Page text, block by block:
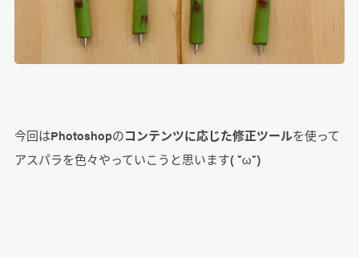
今回はPhotoshopのコンテンツに応じた修正ツールを使って
アスパラを色々やっていこうと思います( ˘ω˘)